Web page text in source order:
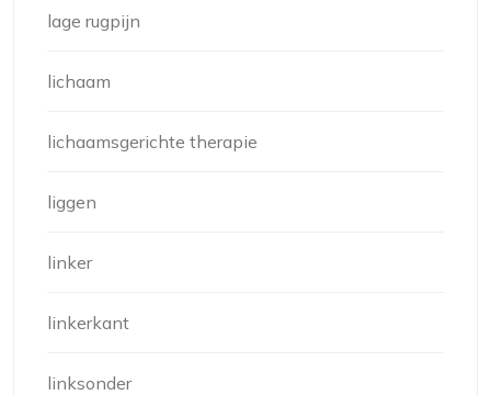
lage rugpijn
lichaam
lichaamsgerichte therapie
liggen
linker
linkerkant
linksonder